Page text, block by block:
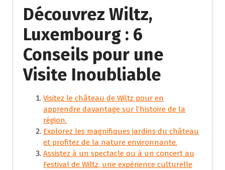
Découvrez Wiltz,
Luxembourg : 6
Conseils pour une
Visite Inoubliable
Visitez le château de Wiltz pour en
apprendre davantage sur l’histoire de la
région.
Explorez les magnifiques jardins du château
et profitez de la nature environnante.
Assistez à un spectacle ou à un concert au
Festival de Wiltz, une expérience culturelle